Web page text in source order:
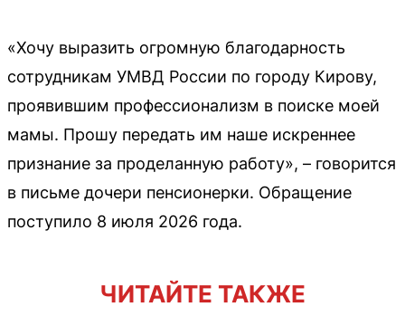
«Хочу выразить огромную благодарность
сотрудникам УМВД России по городу Кирову,
проявившим профессионализм в поиске моей
мамы. Прошу передать им наше искреннее
признание за проделанную работу», – говорится
в письме дочери пенсионерки. Обращение
поступило 8 июля 2026 года.
ЧИТАЙТЕ ТАКЖЕ